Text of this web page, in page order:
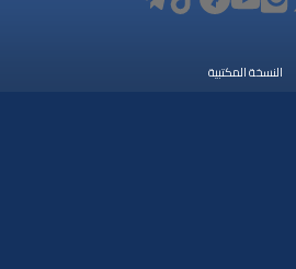
النسخة المكتبية